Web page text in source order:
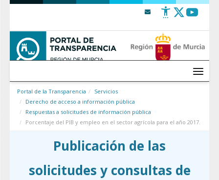
Saltar al contenido
Menú
Portal de la Transparencia
Servicios
Derecho de acceso a información pública
Respuestas a solicitudes de información pública
Porcentaje del PIB y empleo en el sector agrícola para el año 2017.
Publicación de las
solicitudes y consultas de